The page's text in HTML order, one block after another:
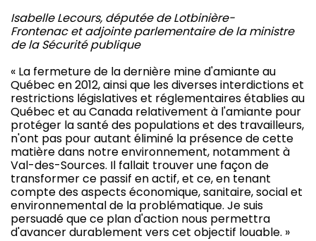
Isabelle Lecours, députée de Lotbinière-
Frontenac et adjointe parlementaire de la ministre
de la Sécurité publique
« La fermeture de la dernière mine d'amiante au
Québec en 2012, ainsi que les diverses interdictions et
restrictions législatives et réglementaires établies au
Québec et au Canada relativement à l'amiante pour
protéger la santé des populations et des travailleurs,
n'ont pas pour autant éliminé la présence de cette
matière dans notre environnement, notamment à
Val-des-Sources. Il fallait trouver une façon de
transformer ce passif en actif, et ce, en tenant
compte des aspects économique, sanitaire, social et
environnemental de la problématique. Je suis
persuadé que ce plan d'action nous permettra
d'avancer durablement vers cet objectif louable. »